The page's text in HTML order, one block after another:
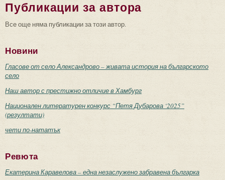
Публикации за автора
Все още няма публикации за този автор.
Новини
Гласове от село Александрово – живата история на българското
село
Наш автор с престижно отличие в Хамбург
Национален литературен конкурс “Петя Дубарова ‘2025”
(резултати)
чети по-нататък
Ревюта
Екатерина Каравелова – една незаслужено забравена българка